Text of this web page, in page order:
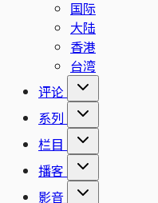
国际
大陆
香港
台湾
评论
系列
栏目
播客
影音